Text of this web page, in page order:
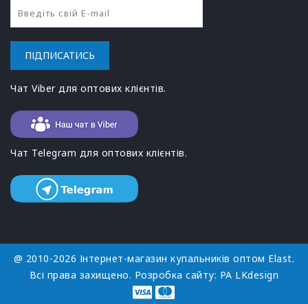
ПІДПИСАТИСЬ
Чат Viber для оптових клієнтів.
Чат Telegram для оптових клієнтів.
@ 2010-2026 Інтернет-магазин купальників оптом Elast.
Всі права захищено. Розробка сайту: РА LKdesign